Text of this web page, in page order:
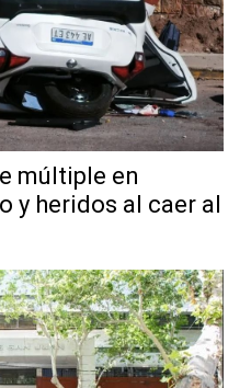
múltiple en
y heridos al caer al